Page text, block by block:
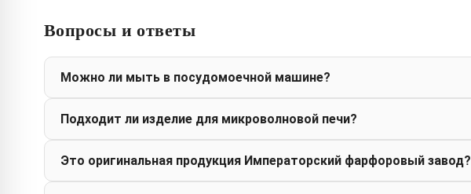
Вопросы и ответы
Можно ли мыть в посудомоечной машине?
Подходит ли изделие для микроволновой печи?
Это оригинальная продукция Императорский фарфоровый завод?